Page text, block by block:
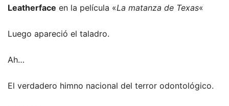
Leatherface en la película «La matanza de Texas«
Luego apareció el taladro.
Ah…
El verdadero himno nacional del terror odontológico.